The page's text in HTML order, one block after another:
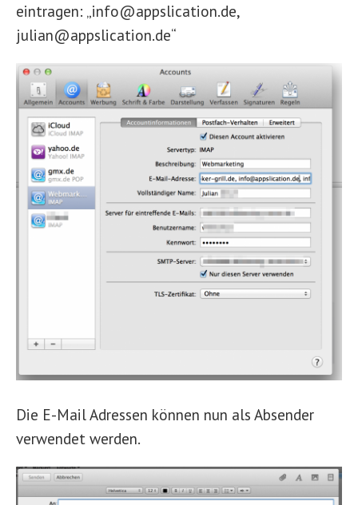
eintragen: „info@appslication.de,
julian@appslication.de“
Die E-Mail Adressen können nun als Absender
verwendet werden.